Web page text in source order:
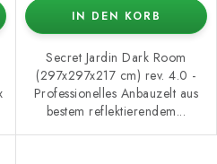
IN DEN KORB
Secret Jardin Dark Room
(297x297x217 cm) rev. 4.0 -
Professionelles Anbauzelt aus
bestem reflektierendem...